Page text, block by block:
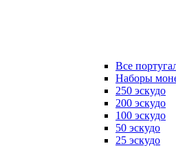
Все
Наборы
250 эскудо
200 эскудо
100 эскудо
50 эскудо
25 эскудо